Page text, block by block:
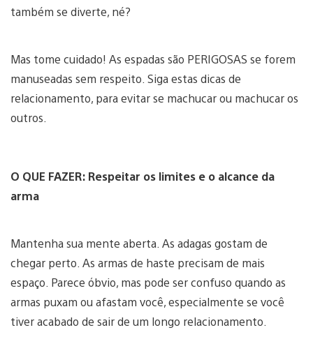
também se diverte, né?
Mas tome cuidado! As espadas são PERIGOSAS se forem
manuseadas sem respeito. Siga estas dicas de
relacionamento, para evitar se machucar ou machucar os
outros.
O QUE FAZER: Respeitar os limites e o alcance da
arma
Mantenha sua mente aberta. As adagas gostam de
chegar perto. As armas de haste precisam de mais
espaço. Parece óbvio, mas pode ser confuso quando as
armas puxam ou afastam você, especialmente se você
tiver acabado de sair de um longo relacionamento.